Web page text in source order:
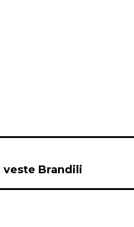
veste Brandili